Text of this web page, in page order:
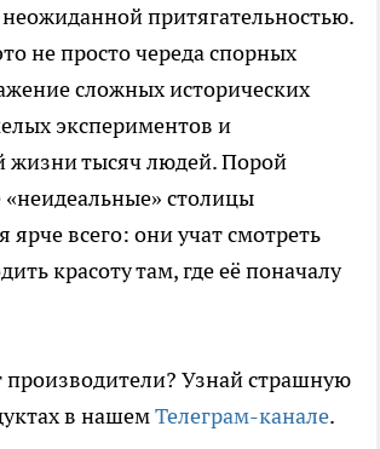
притягательностью.
не просто череда спорных
сложных исторических
экспериментов и
жизни тысяч людей. Порой
столицы
ярче всего: они учат смотреть
красоту там, где её поначалу
Узнай страшную
в нашемТелеграм-канале.